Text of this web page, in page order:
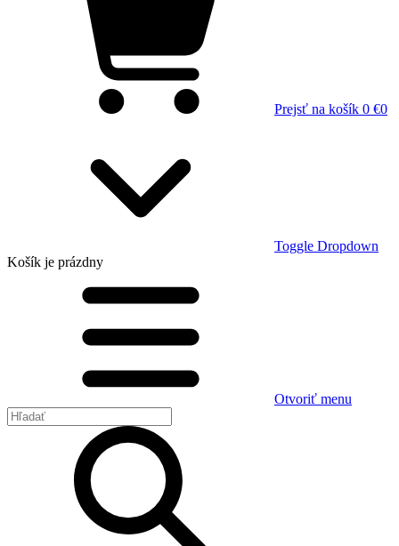
Prejsť na košík 0 €0
Toggle Dropdown
Košík je prázdny
Otvoriť menu